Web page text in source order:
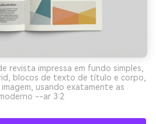
revista impressa em fundo simples,
blocos de texto de título e corpo,
usando exatamente as
--ar 3:2